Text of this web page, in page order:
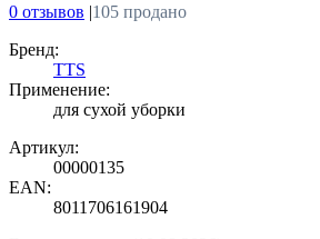
0 отзывов |105 продано
Бренд:
TTS
Применение:
для сухой уборки
Артикул:
00000135
EAN:
8011706161904